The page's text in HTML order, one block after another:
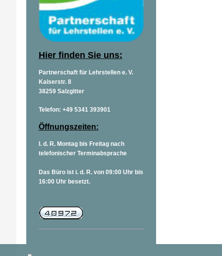
Hier finden Sie uns:
Partnerschaft für Lehrstellen e. V.
Kaiserstr. 8
38259 Salzgitter
Telefon: +49 5341 393901
Öffnungszeiten:
I. d. R. Montag bis Freitag nach
telefonischer Terminabsprache
Das Büro ist i. d. R. von 09:00 Uhr bis
16:00 Uhr besetzt.